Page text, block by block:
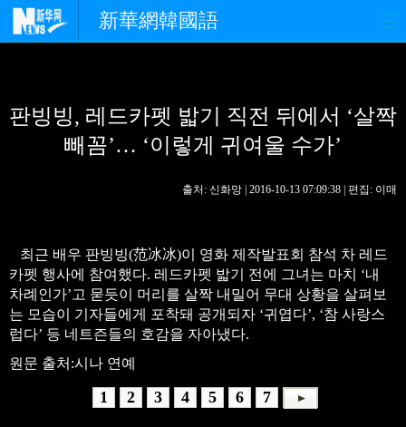
新華網韓國語
경제 사회 포토
중한교류 핫 TV 문화
생생 중국어
판빙빙, 레드카펫 밟기 직전 뒤에서 ‘살짝
빼꼼’… ‘이렇게 귀여울 수가’
출처: 신화망 | 2016-10-13 07:09:38 | 편집: 이매
최근 배우 판빙빙(范冰冰)이 영화 제작발표회 참석 차 레드
카펫 행사에 참여했다. 레드카펫 밟기 전에 그녀는 마치 ‘내
차례인가’고 묻듯이 머리를 살짝 내밀어 무대 상황을 살펴보
는 모습이 기자들에게 포착돼 공개되자 ‘귀엽다’, ‘참 사랑스
럽다’ 등 네트즌들의 호감을 자아냈다.
원문 출처:시나 연예
1 2 3 4 5 6 7